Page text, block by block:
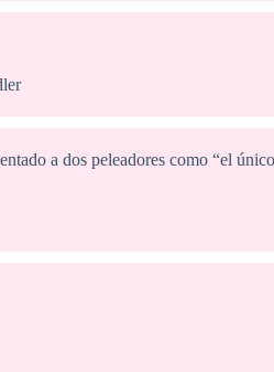
a dos peleadores como “el